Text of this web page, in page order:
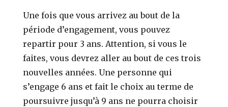
Une fois que vous arrivez au bout de la
période d’engagement, vous pouvez
repartir pour 3 ans. Attention, si vous le
faites, vous devrez aller au bout de ces trois
nouvelles années. Une personne qui
s’engage 6 ans et fait le choix au terme de
poursuivre jusqu’à 9 ans ne pourra choisir